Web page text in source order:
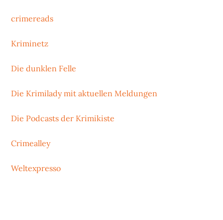
crimereads
Kriminetz
Die dunklen Felle
Die Krimilady mit aktuellen Meldungen
Die Podcasts der Krimikiste
Crimealley
Weltexpresso